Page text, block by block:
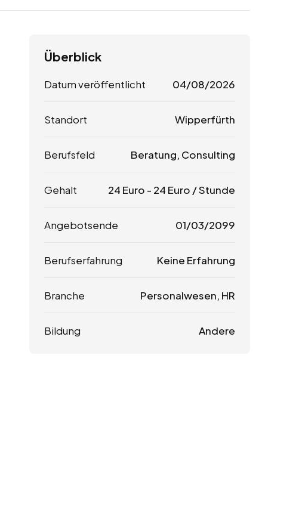
Überblick
Datum veröffentlicht 04/08/2026
Standort Wipperfürth
Berufsfeld Beratung, Consulting
Gehalt 24 Euro - 24 Euro / Stunde
Angebotsende 01/03/2099
Berufserfahrung Keine Erfahrung
Branche Personalwesen, HR
Bildung Andere